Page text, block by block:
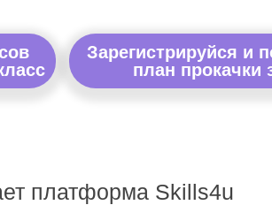
Зарегистрируйся и
план прокачки
платформа Skills4u